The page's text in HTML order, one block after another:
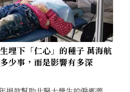
埋下「仁心」的種子 萬海航
少事，而是影響有多深